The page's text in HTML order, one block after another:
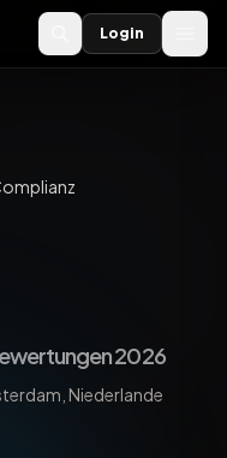
Login
2026
Niederlande